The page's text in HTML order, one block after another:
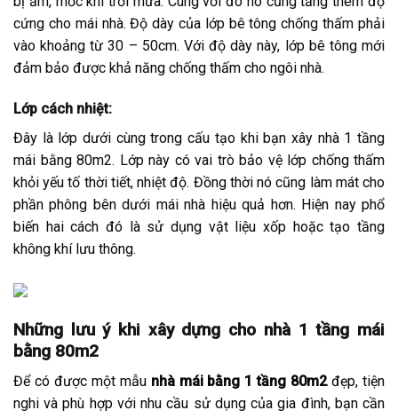
cứng cho mái nhà. Độ dày của lớp bê tông chống thấm phải
vào khoảng từ 30 – 50cm. Với độ dày này, lớp bê tông mới
đảm bảo được khả năng chống thấm cho ngôi nhà.
Lớp cách nhiệt:
Đây là lớp dưới cùng trong cấu tạo khi bạn xây nhà 1 tầng
mái bằng 80m2. Lớp này có vai trò bảo vệ lớp chống thấm
khỏi yếu tố thời tiết, nhiệt độ. Đồng thời nó cũng làm mát cho
phần phông bên dưới mái nhà hiệu quả hơn. Hiện nay phổ
biến hai cách đó là sử dụng vật liệu xốp hoặc tạo tầng
không khí lưu thông.
Những lưu ý khi xây dựng cho nhà 1 tầng mái
bằng 80m2
Để có được một mẫu nhà mái bằng 1 tầng 80m2đẹp, tiện
nghi và phù hợp với nhu cầu sử dụng của gia đình, bạn cần